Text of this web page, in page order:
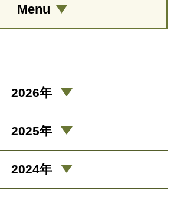
Menu
2026年
2025年
2024年